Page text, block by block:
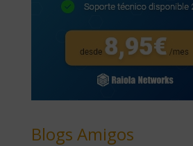
Blogs Amigos